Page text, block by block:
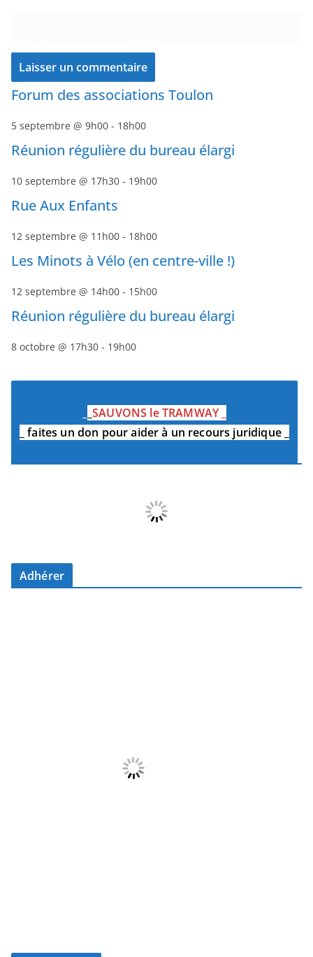
Forum des associations Toulon
5 septembre @ 9h00 - 18h00
Réunion régulière du bureau élargi
10 septembre @ 17h30 - 19h00
Rue Aux Enfants
12 septembre @ 11h00 - 18h00
Les Minots à Vélo (en centre-ville !)
12 septembre @ 14h00 - 15h00
Réunion régulière du bureau élargi
8 octobre @ 17h30 - 19h00
_SAUVONS le TRAMWAY_
_faites un don pour aider à un recours juridique_
Adhérer